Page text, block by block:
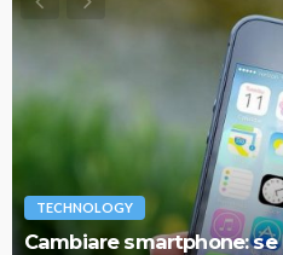
TECHNOLOGY
Cambiare smartphone: